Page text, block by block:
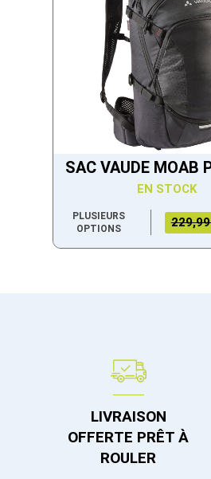
SAC VAUDE MOAB
EN STOCK
PLUSIEURS
OPTIONS
LE PRIX
INITIAL
LE PRIX
ACTUEL
LIVRAISON
OFFERTE PRÊT À
ROULER